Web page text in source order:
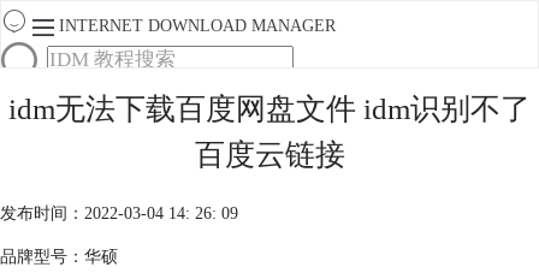
INTERNET DOWNLOAD MANAGER
首页
产品
购买
idm无法下载百度网盘文件 idm识别不了
百度云链接
发布时间：2022-03-04 14: 26: 09
品牌型号：华硕